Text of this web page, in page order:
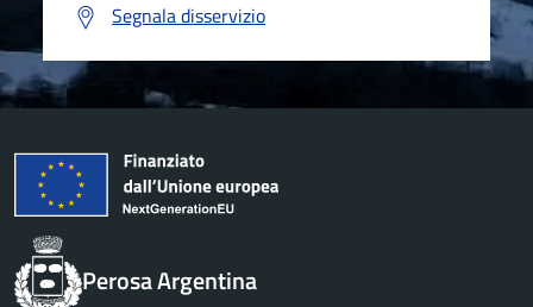
Segnala disservizio
Perosa Argentina